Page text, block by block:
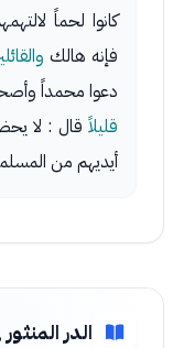
كانوا لحماً
فإنه هالك
دعوا محمداً
قليلاً قال : لا
أيديهم من
الدر